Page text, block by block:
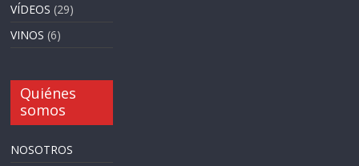
VÍDEOS (29)
VINOS (6)
Quiénes
somos
NOSOTROS